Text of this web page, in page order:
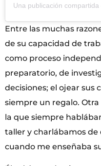
Entre las muchas
de su capacidad de
como proceso
preparatorio, de
decisiones; el ojear sus
siempre un regalo.
la que siempre
taller y charlábamos de
cuando me enseñaba